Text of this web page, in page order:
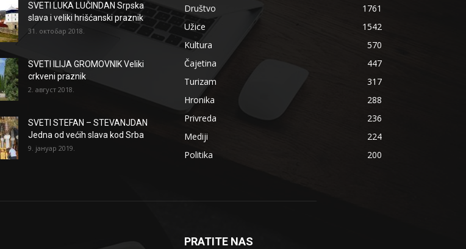
SVETI LUKA LUČINDAN Srpska
slava i veliki hrišćanski praznik
31. октобар 2018.
SVETI ILIJA GROMOVNIK Veliki
crkveni praznik
2. август 2018.
SVETI STEFAN – STEVANJDAN
Jedna od većih slava kod Srba
9. јануар 2019.
Društvo
1761
Užice
1542
Kultura
570
Čajetina
447
Turizam
317
Hronika
288
Privreda
236
Mediji
224
Politika
200
PRATITE NAS